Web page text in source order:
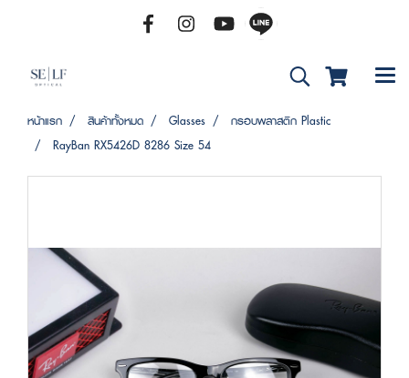
หน้าแรก สินค้าทั้งหมด Glasses
กรอบพลาสติก Plastic
RayBan RX5426D 8286 Size 54